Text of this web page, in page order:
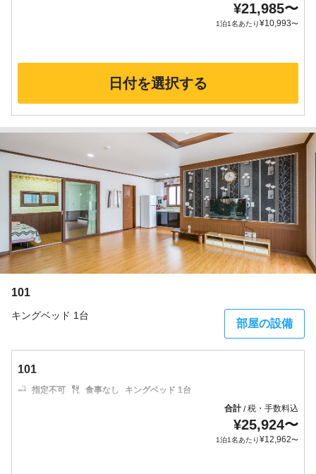
¥21,985〜
1泊1名あたり¥10,993〜
日付を選択する
101
キングベッド 1台
部屋の設備
101
指定不可 食事なし
キングベッド 1台
合計/税・手数料込
¥25,924〜
1泊1名あたり¥12,962〜